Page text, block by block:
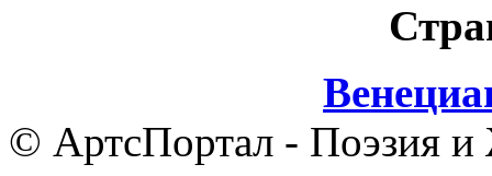
© АртсПортал - Поэзия